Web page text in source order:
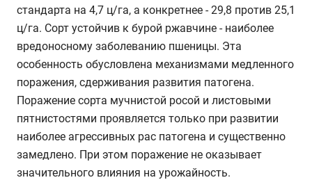
стандарта на 4,7 ц/га, а конкретнее - 29,8 против 25,1
ц/га. Сорт устойчив к бурой ржавчине - наиболее
вредоносному заболеванию пшеницы. Эта
особенность обусловлена механизмами медленного
поражения, сдерживания развития патогена.
Поражение сорта мучнистой росой и листовыми
пятнистостями проявляется только при развитии
наиболее агрессивных рас патогена и существенно
замедлено. При этом поражение не оказывает
значительного влияния на урожайность.